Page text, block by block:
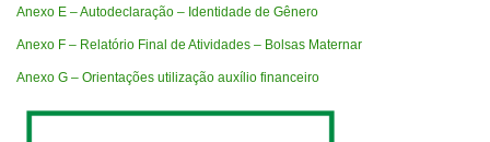
Anexo E – Autodeclaração – Identidade de Gênero
Anexo F – Relatório Final de Atividades – Bolsas Maternar
Anexo G – Orientações utilização auxílio financeiro